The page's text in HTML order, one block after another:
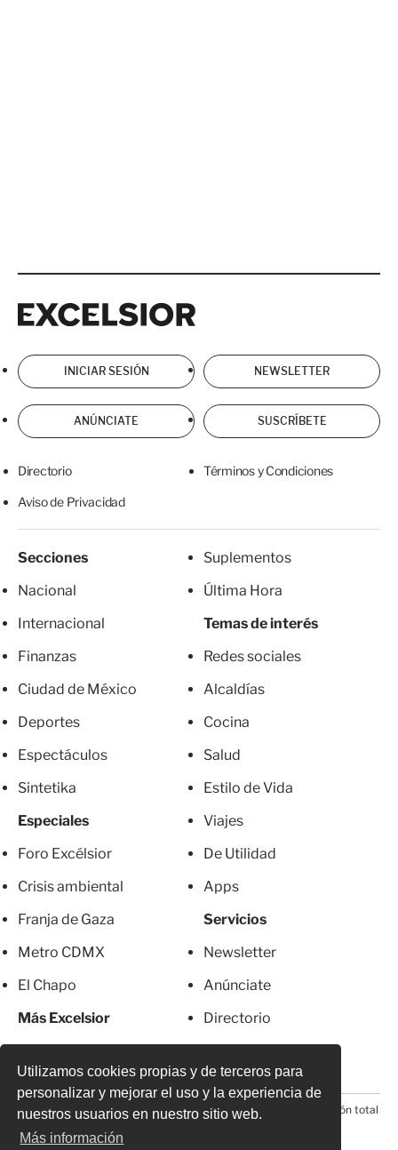
Utilizamos cookies propias y de terceros para
personalizar y mejorar el uso y la experiencia de
nuestros usuarios en nuestro sitio web.
Más información
INICIAR SESIÓN NEWSLETTER
ANÚNCIATE SUSCRÍBETE
Directorio Términos y Condiciones
Aviso de Privacidad
Secciones
Nacional
Internacional
Finanzas
Ciudad de México
Deportes
Espectáculos
Sintetika
Especiales
Foro Excélsior
Crisis ambiental
Franja de Gaza
Metro CDMX
El Chapo
Más Excelsior
Suplementos
Última Hora
Temas de interés
Redes sociales
Alcaldías
Cocina
Salud
Estilo de Vida
Viajes
De Utilidad
Apps
Servicios
Newsletter
Anúnciate
Directorio
© 2026 Todos los derechos reservados. Prohibida la reproducción total
o parcial, incluyendo cualquier medio electrónico*